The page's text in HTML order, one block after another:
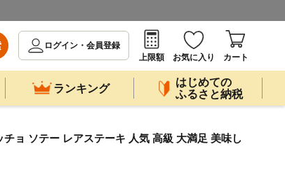
ログイン・会員登録
上限額
お気に入り カート
ランキング
はじめての
ふるさと納税
ョ ソテー レアステーキ 人気 高級 大満足 美味し